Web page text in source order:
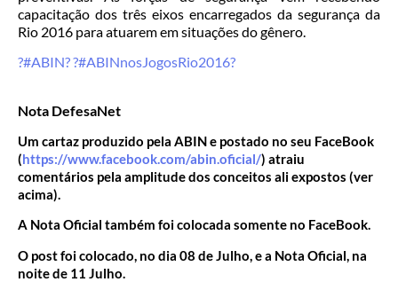
capacitação dos três eixos encarregados da segurança da
Rio 2016 para atuarem em situações do gênero.
?#‎ABIN??#‎ABINnosJogosRio2016?
Nota DefesaNet
Um cartaz produzido pela ABIN e postado no seu FaceBook
(https://www.facebook.com/abin.oficial/) atraiu
comentários pela amplitude dos conceitos ali expostos (ver
acima).
A Nota Oficial também foi colocada somente no FaceBook.
O post foi colocado, no dia 08 de Julho, e a Nota Oficial, na
noite de 11 Julho.